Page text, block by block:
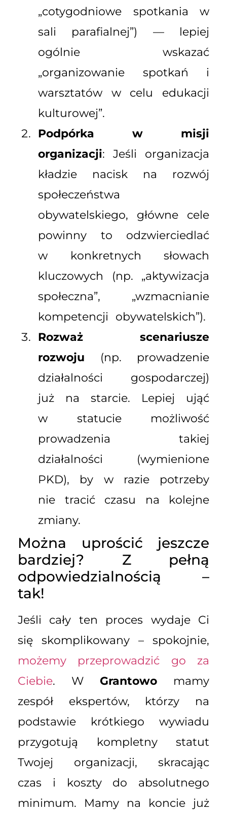
„cotygodniowe spotkania w
sali parafialnej”) — lepiej
ogólnie wskazać
„organizowanie spotkań i
warsztatów w celu edukacji
kulturowej”.
Podpórka w misji
organizacji: Jeśli organizacja
kładzie nacisk na rozwój
społeczeństwa
obywatelskiego, główne cele
powinny to odzwierciedlać
w konkretnych słowach
kluczowych (np. „aktywizacja
społeczna”, „wzmacnianie
kompetencji obywatelskich”).
Rozważ scenariusze
rozwoju (np. prowadzenie
działalności gospodarczej)
już na starcie. Lepiej ująć
w statucie możliwość
prowadzenia takiej
działalności (wymienione
PKD), by w razie potrzeby
nie tracić czasu na kolejne
zmiany.
Można uprościć jeszcze
bardziej? Z pełną
odpowiedzialnością –
tak!
Jeśli cały ten proces wydaje Ci
się skomplikowany – spokojnie,
możemy przeprowadzić go za
Ciebie. W Grantowo mamy
zespół ekspertów, którzy na
podstawie krótkiego wywiadu
przygotują kompletny statut
Twojej organizacji, skracając
czas i koszty do absolutnego
minimum. Mamy na koncie już